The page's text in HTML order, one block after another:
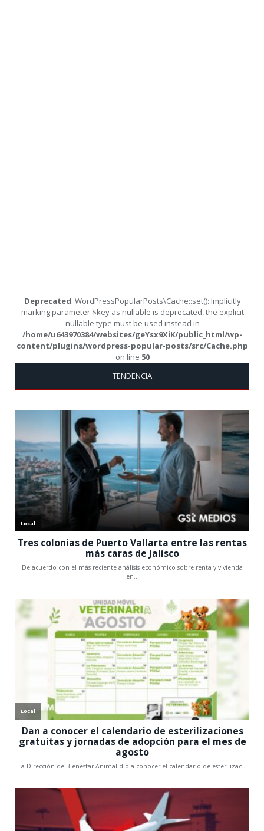
Deprecated: WordPressPopularPosts\Cache::set(): Implicitly
marking parameter $key as nullable is deprecated, the explicit
nullable type must be used instead in
/home/u643970384/websites/geYsx9XiK/public_html/wp-
content/plugins/wordpress-popular-posts/src/Cache.php
on line 50
TENDENCIA